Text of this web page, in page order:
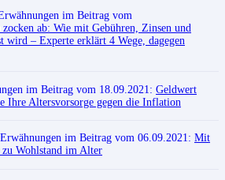
im Beitrag vom
zocken ab: Wie mit Gebühren, Zinsen und
wird – Experte erklärt 4 Wege, dagegen
im Beitrag vom 18.09.2021: Geldwert
Ihre Altersvorsorge gegen die Inflation
im Beitrag vom 06.09.2021: Mit
zu Wohlstand im Alter